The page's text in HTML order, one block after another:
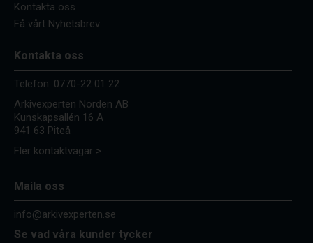
Kontakta oss
Få vårt Nyhetsbrev
Kontakta oss
Telefon: 0770-22 01 22
Arkivexperten Norden AB
Kunskapsallén 16 A
941 63 Piteå
Fler kontaktvägar >
Maila oss
info@arkivexperten.se
Se vad våra kunder tycker